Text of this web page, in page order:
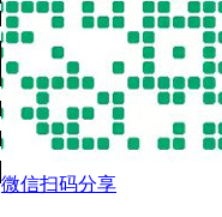
微信扫码分享